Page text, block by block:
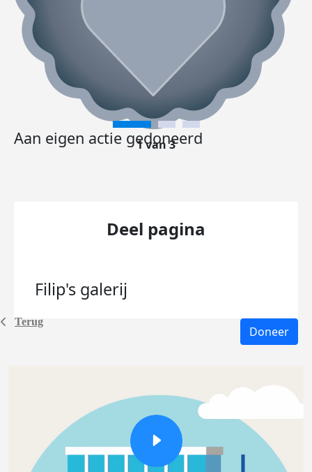
Terug
Aan eigen actie gedoneerd
1 van 3
Deel pagina
Filip's galerij
Doneer